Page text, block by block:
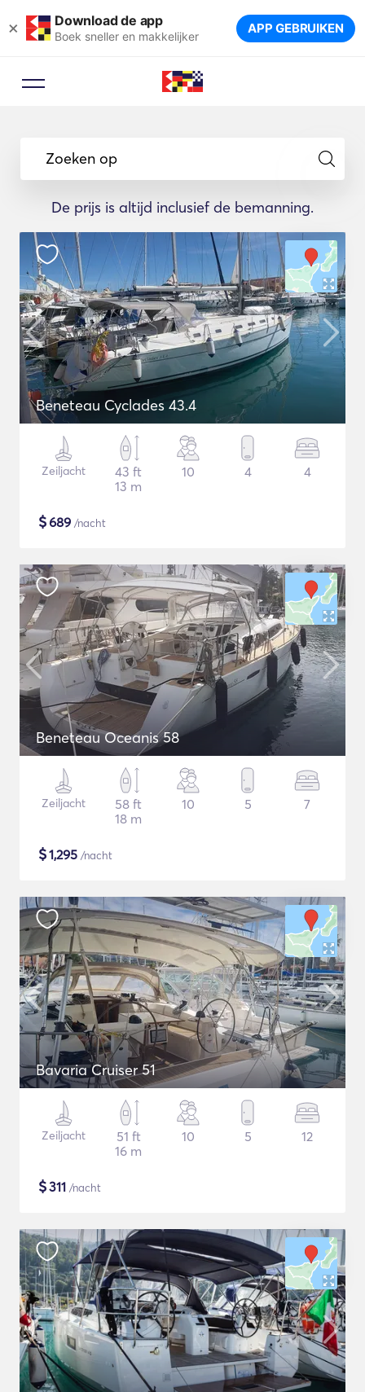
× Download de app
Boek sneller en makkelijker APP GEBRUIKEN
Zoeken op
De prijs is altijd inclusief de bemanning.
Beneteau Cyclades 43.4
Zeiljacht
43 ft
13 m
10 4 4
$689 /nacht
Beneteau Oceanis 58
Zeiljacht
58 ft
18 m
10 5 7
$1,295 /nacht
Bavaria Cruiser 51
Zeiljacht
51 ft
16 m
10 5 12
$311 /nacht